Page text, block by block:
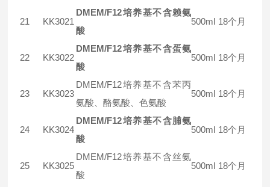
21 KK3021
DMEM/F12培养基不含赖氨
酸
500ml 18个月
22 KK3022
DMEM/F12培养基不含蛋氨
酸
500ml 18个月
23 KK3023
DMEM/F12培养基不含苯丙
氨酸、酪氨酸、色氨酸
500ml 18个月
24 KK3024
DMEM/F12培养基不含脯氨
酸
500ml 18个月
25 KK3025
DMEM/F12培养基不含丝氨
酸
500ml 18个月